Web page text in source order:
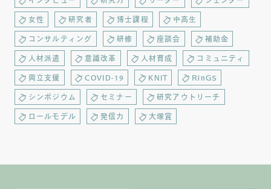
女性 研究者 博士課程 中高生
コンサルティング 研修 座談会 補助金
人材派遣 意識改革 人材育成 コミュニティ
両立支援 COVID-19 KNIT RinGS
シンポジウム セミナー 研究アウトリーチ
ロールモデル 発信力 大塚賞